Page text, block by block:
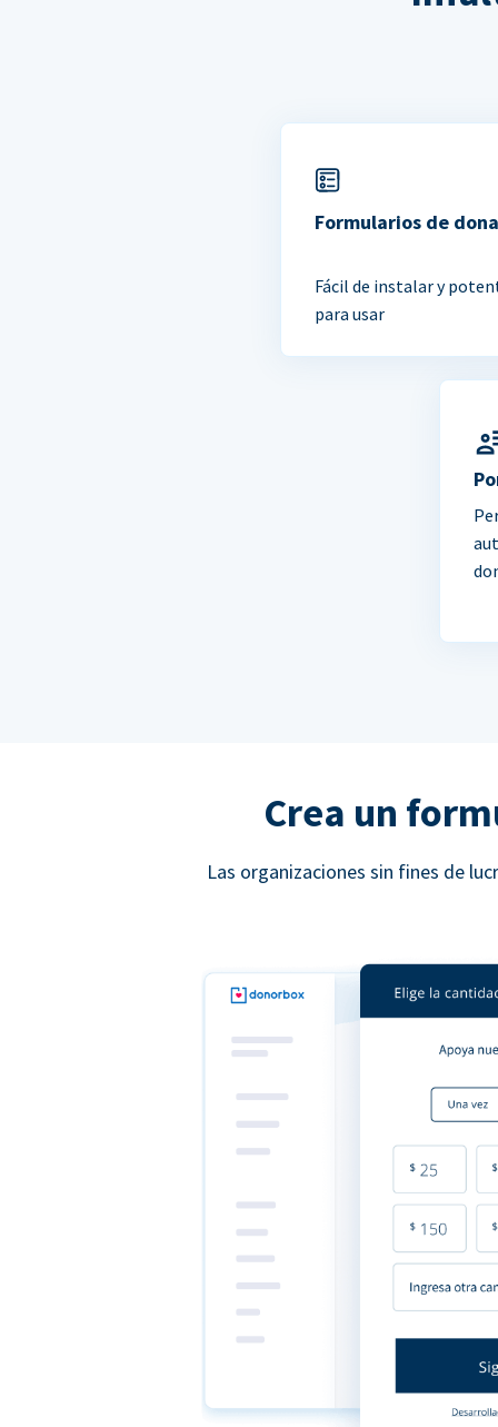
Formularios de
Fácil de instalar y
para usar
Crea un
Las organizaciones sin fines de